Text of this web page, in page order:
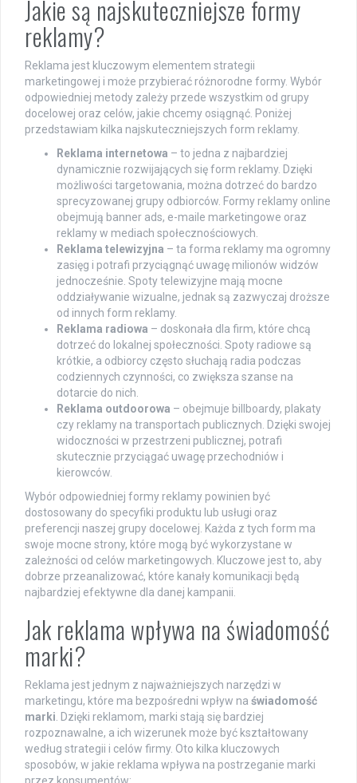
Jakie są najskuteczniejsze formy
reklamy?
Reklama jest kluczowym elementem strategii
marketingowej i może przybierać różnorodne formy. Wybór
odpowiedniej metody zależy przede wszystkim od grupy
docelowej oraz celów, jakie chcemy osiągnąć. Poniżej
przedstawiam kilka najskuteczniejszych form reklamy.
Reklama internetowa – to jedna z najbardziej
dynamicznie rozwijających się form reklamy. Dzięki
możliwości targetowania, można dotrzeć do bardzo
sprecyzowanej grupy odbiorców. Formy reklamy online
obejmują banner ads, e-maile marketingowe oraz
reklamy w mediach społecznościowych.
Reklama telewizyjna – ta forma reklamy ma ogromny
zasięg i potrafi przyciągnąć uwagę milionów widzów
jednocześnie. Spoty telewizyjne mają mocne
oddziaływanie wizualne, jednak są zazwyczaj droższe
od innych form reklamy.
Reklama radiowa – doskonała dla firm, które chcą
dotrzeć do lokalnej społeczności. Spoty radiowe są
krótkie, a odbiorcy często słuchają radia podczas
codziennych czynności, co zwiększa szanse na
dotarcie do nich.
Reklama outdoorowa – obejmuje billboardy, plakaty
czy reklamy na transportach publicznych. Dzięki swojej
widoczności w przestrzeni publicznej, potrafi
skutecznie przyciągać uwagę przechodniów i
kierowców.
Wybór odpowiedniej formy reklamy powinien być
dostosowany do specyfiki produktu lub usługi oraz
preferencji naszej grupy docelowej. Każda z tych form ma
swoje mocne strony, które mogą być wykorzystane w
zależności od celów marketingowych. Kluczowe jest to, aby
dobrze przeanalizować, które kanały komunikacji będą
najbardziej efektywne dla danej kampanii.
Jak reklama wpływa na świadomość
marki?
Reklama jest jednym z najważniejszych narzędzi w
marketingu, które ma bezpośredni wpływ na świadomość
marki . Dzięki reklamom, marki stają się bardziej
rozpoznawalne, a ich wizerunek może być kształtowany
według strategii i celów firmy. Oto kilka kluczowych
sposobów, w jakie reklama wpływa na postrzeganie marki
przez konsumentów: